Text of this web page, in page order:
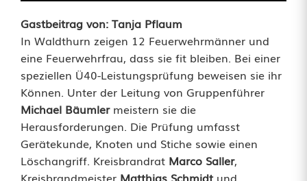
r
Ü
4
0
z
e
i
Gastbeitrag von: Tanja Pflaum
In Waldthurn zeigen 12 Feuerwehrmänner und
eine Feuerwehrfrau, dass sie fit bleiben. Bei einer
speziellen Ü40-Leistungsprüfung beweisen sie ihr
Können. Unter der Leitung von Gruppenführer
Michael Bäumlermeistern sie die
Herausforderungen. Die Prüfung umfasst
Gerätekunde, Knoten und Stiche sowie einen
Löschangriff. Kreisbrandrat Marco Saller,
Kreisbrandmeister Matthias Schmidtund